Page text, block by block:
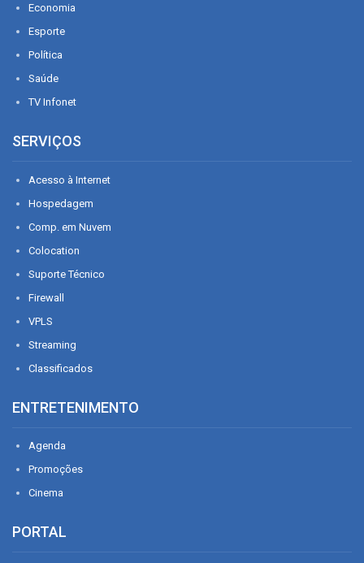
Economia
Esporte
Política
Saúde
TV Infonet
SERVIÇOS
Acesso à Internet
Hospedagem
Comp. em Nuvem
Colocation
Suporte Técnico
Firewall
VPLS
Streaming
Classificados
ENTRETENIMENTO
Agenda
Promoções
Cinema
PORTAL